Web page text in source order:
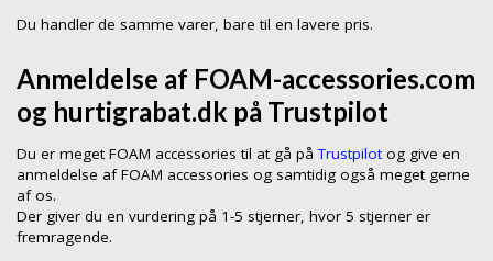
Du handler de samme varer, bare til en lavere pris.
Anmeldelse af FOAM-accessories.com
og hurtigrabat.dk på Trustpilot
Du er meget FOAM accessories til at gå påTrustpilot og give en
anmeldelse af FOAM accessories og samtidig også meget gerne
af os.
Der giver du en vurdering på 1-5 stjerner, hvor 5 stjerner er
fremragende.